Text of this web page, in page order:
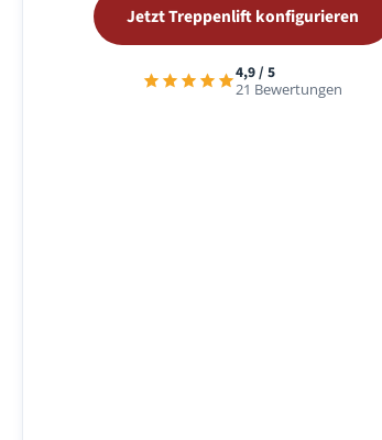
Jetzt Treppenlift konfigurieren
4,9 / 5
21 Bewertungen